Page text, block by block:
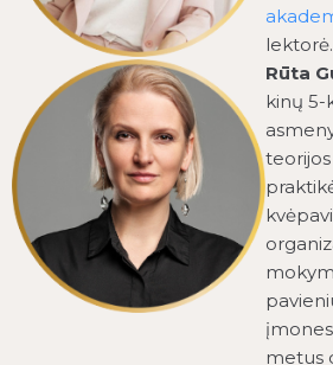
lektorė.
Rūta
kinų
metus